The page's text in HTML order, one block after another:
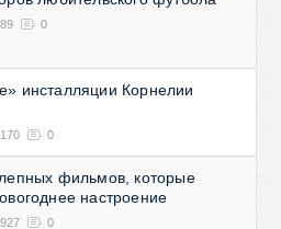
0
инсталляции Корнелии
0
фильмов, которые
настроение
0